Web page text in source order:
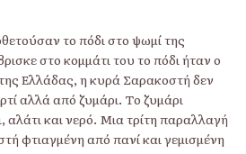
το πόδι στο ψωµί της
στο κομμάτι του το πόδι ήταν ο
Ελλάδας, η κυρά Σαρακοστή δεν
αλλά από ζυµάρι. Το ζυµάρι
αλάτι και νερό. Μια τρίτη παραλλαγή
φτιαγµένη από πανί και γεµισµένη